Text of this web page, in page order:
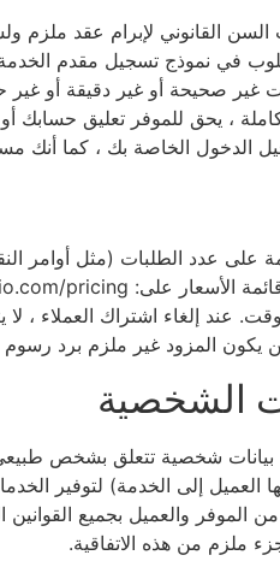
السن القانوني لإبرام عقد
في نموذج تسجيل مقدم الخدمة
صحيحة أو غير دقيقة أو غير
، يحق للموفر تعليق حسابك
الدخول الخاصة بك ، كما
عند إلغاء اشتراك العملاء ،
يكون المزود غير ملزم برد رسوم
شخصية تتعلق بشخص طبيعي
العميل إلى الخدمة) لتوفير
الموفر والعميل بجميع
ملزم من هذه الاتفاقية.